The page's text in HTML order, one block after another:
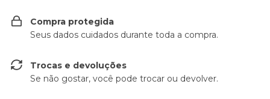
Compra protegida
Seus dados cuidados durante toda a compra.
Trocas e devoluções
Se não gostar, você pode trocar ou devolver.